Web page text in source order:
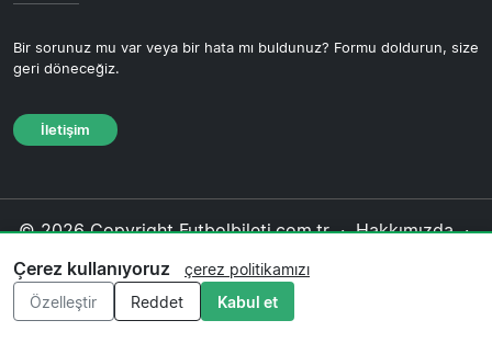
Bir sorunuz mu var veya bir hata mı buldunuz? Formu doldurun, size
geri döneceğiz.
İletişim
© 2026 Copyright Futbolbileti.com.tr ·Hakkımızda·
Editoryal politika
Çerez kullanıyoruz
çerez politikamızı
Özelleştir
Reddet Kabul et